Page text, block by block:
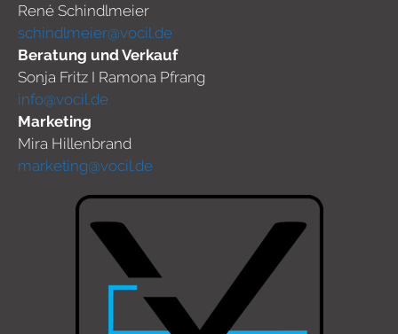
René Schindlmeier
schindlmeier@vocil.de
Beratung und Verkauf
Sonja Fritz I Ramona Pfrang
info@vocil.de
Marketing
Mira Hillenbrand
marketing@vocil.de